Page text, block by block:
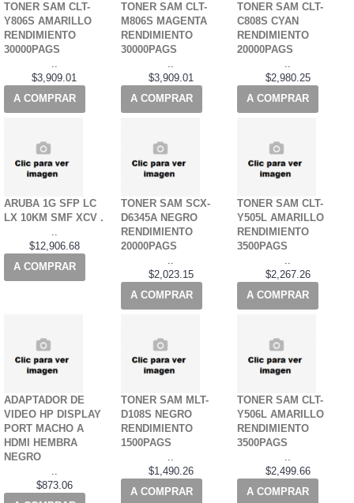
TONER SAM CLT-
Y806S AMARILLO
RENDIMIENTO
30000PAGS
..
$3,909.01
A COMPRAR
TONER SAM CLT-
M806S MAGENTA
RENDIMIENTO
30000PAGS
..
$3,909.01
A COMPRAR
TONER SAM CLT-
C808S CYAN
RENDIMIENTO
20000PAGS
..
$2,980.25
A COMPRAR
ARUBA 1G SFP LC
LX 10KM SMF XCV .
$12,906.68
A COMPRAR
TONER SAM SCX-
D6345A NEGRO
RENDIMIENTO
20000PAGS
$2,023.15
A COMPRAR
TONER SAM CLT-
Y505L AMARILLO
RENDIMIENTO
3500PAGS
$2,267.26
A COMPRAR
ADAPTADOR DE
VIDEO HP DISPLAY
PORT MACHO A
HDMI HEMBRA
NEGRO
$873.06
TONER SAM MLT-
D108S NEGRO
RENDIMIENTO
1500PAGS
$1,490.26
A COMPRAR
TONER SAM CLT-
Y506L AMARILLO
RENDIMIENTO
3500PAGS
$2,499.66
A COMPRAR